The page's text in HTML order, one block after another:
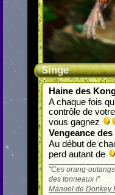
Singe
Haine des
A chaque fois
contrôle de
vous gagnez
Vengeance
Au début de
perd autant de
Ces orang-
des tonneaux !
Manuel de Donkey